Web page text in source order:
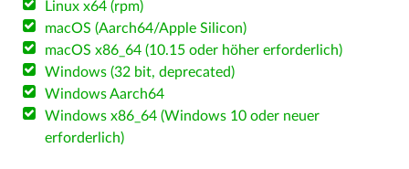
Linux x64 (rpm)
macOS (Aarch64/Apple Silicon)
macOS x86_64 (10.15 oder höher erforderlich)
Windows (32 bit, deprecated)
Windows Aarch64
Windows x86_64 (Windows 10 oder neuer
erforderlich)